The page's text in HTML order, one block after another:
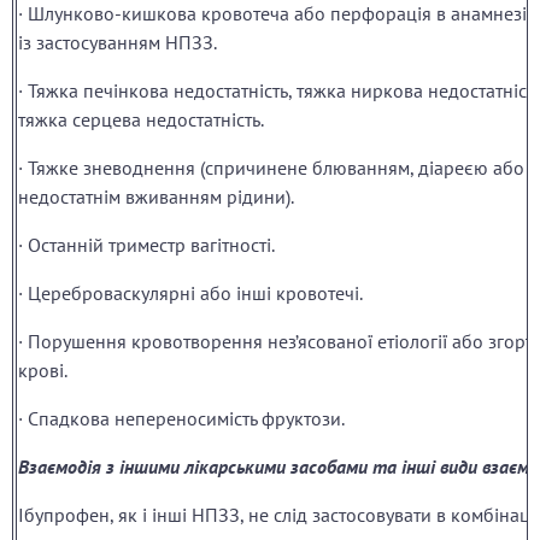
· Шлунково-кишкова кровотеча або перфорація в анамнезі,
із застосуванням НПЗЗ.
· Тяжка печінкова недостатність, тяжка ниркова
тяжка серцева недостатність.
· Тяжке зневоднення (спричинене блюванням, діареєю або
недостатнім вживанням рідини).
· Останній триместр вагітності.
· Цереброваскулярні або інші кровотечі.
· Порушення кровотворення нез’ясованої етіології або
крові.
· Спадкова непереносимість фруктози.
Взаємодія з іншими лікарськими засобами та інші види
Ібупрофен, як і інші НПЗЗ, не слід застосовувати в